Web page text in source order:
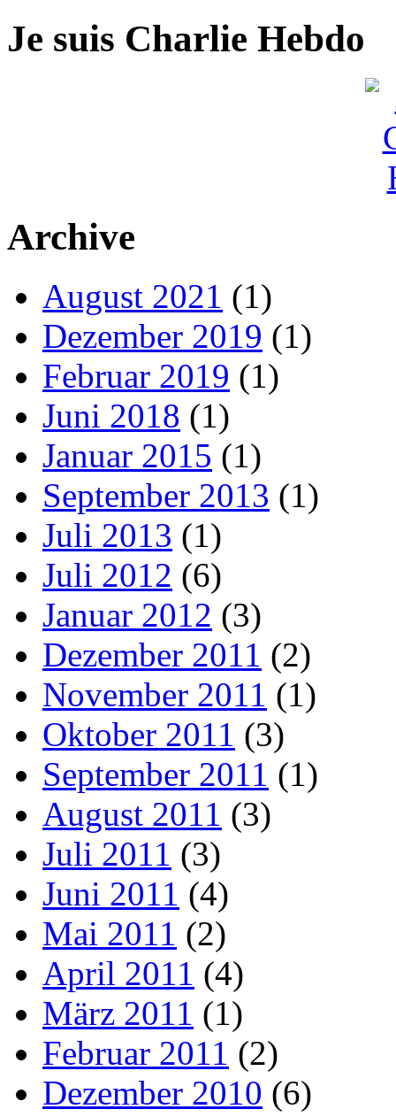
Je suis Charlie Hebdo
Archive
August 2021 (1)
Dezember 2019 (1)
Februar 2019 (1)
Juni 2018 (1)
Januar 2015 (1)
September 2013 (1)
Juli 2013 (1)
Juli 2012 (6)
Januar 2012 (3)
Dezember 2011 (2)
November 2011 (1)
Oktober 2011 (3)
September 2011 (1)
August 2011 (3)
Juli 2011 (3)
Juni 2011 (4)
Mai 2011 (2)
April 2011 (4)
März 2011 (1)
Februar 2011 (2)
Dezember 2010 (6)